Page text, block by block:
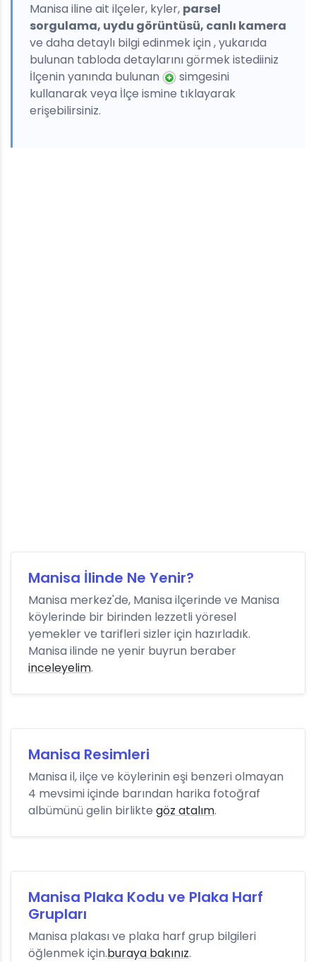
Manisa iline ait ilçeler, kyler, parsel
sorgulama, uydu görüntüsü, canlı kamera
ve daha detaylı bilgi edinmek için , yukarıda
bulunan tabloda detaylarını görmek istediiniz
İlçenin yanında bulunan
simgesini
kullanarak veya İlçe ismine tıklayarak
erişebilirsiniz.
Manisa İlinde Ne Yenir?
Manisa merkez'de, Manisa ilçerinde ve Manisa
köylerinde bir birinden lezzetli yöresel
yemekler ve tarifleri sizler için hazırladık.
Manisa ilinde ne yenir buyrun beraber
inceleyelim.
Manisa Resimleri
Manisa il, ilçe ve köylerinin eşi benzeri olmayan
4 mevsimi içinde barından harika fotoğraf
albümünü gelin birlikte göz atalım.
Manisa Plaka Kodu ve Plaka Harf
Grupları
Manisa plakası ve plaka harf grup bilgileri
öğlenmek için.buraya bakınız.